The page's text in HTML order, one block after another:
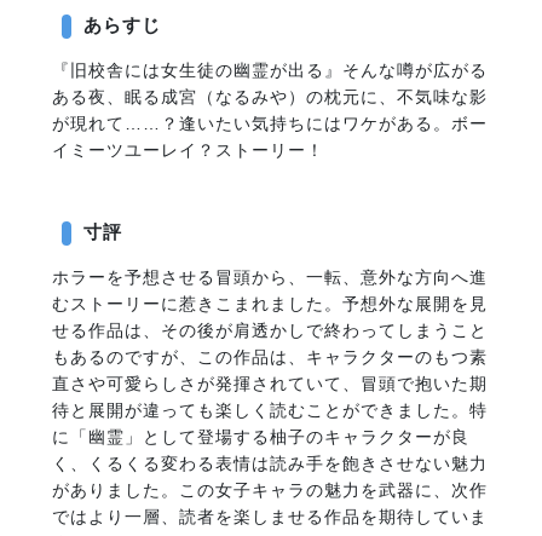
あらすじ
『旧校舎には女生徒の幽霊が出る』そんな噂が広がる
ある夜、眠る成宮（なるみや）の枕元に、不気味な影
が現れて……？逢いたい気持ちにはワケがある。ボー
イミーツユーレイ？ストーリー！
寸評
ホラーを予想させる冒頭から、一転、意外な方向へ進
むストーリーに惹きこまれました。予想外な展開を見
せる作品は、その後が肩透かしで終わってしまうこと
もあるのですが、この作品は、キャラクターのもつ素
直さや可愛らしさが発揮されていて、冒頭で抱いた期
待と展開が違っても楽しく読むことができました。特
に「幽霊」として登場する柚子のキャラクターが良
く、くるくる変わる表情は読み手を飽きさせない魅力
がありました。この女子キャラの魅力を武器に、次作
ではより一層、読者を楽しませる作品を期待していま